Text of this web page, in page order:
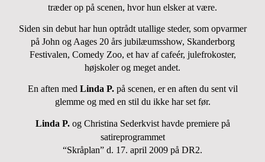
træder op på scenen, hvor hun elsker at være.
Siden sin debut har hun optrådt utallige steder, som opvarmer
på John og Aages 20 års jubilæumsshow, Skanderborg
Festivalen, Comedy Zoo, et hav af cafeér, julefrokoster,
højskoler og meget andet.
En aften med Linda P.på scenen, er en aften du sent vil
glemme og med en stil du ikke har set før.
Linda P.og Christina Sederkvist havde premiere på
satireprogrammet
“Skråplan” d. 17. april 2009 på DR2.